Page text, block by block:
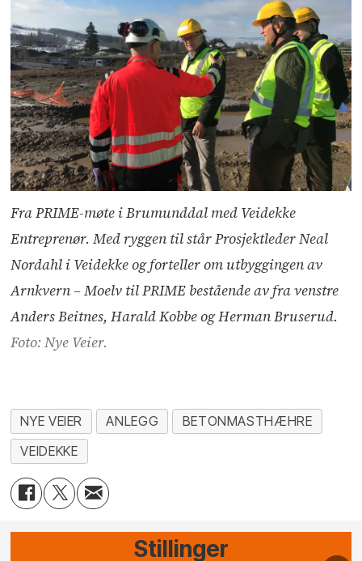
Fra PRIME-møte i Brumunddal med Veidekke
Entreprenør. Med ryggen til står Prosjektleder Neal
Nordahl i Veidekke og forteller om utbyggingen av
Arnkvern – Moelv til PRIME bestående av fra venstre
Anders Beitnes, Harald Kobbe og Herman Bruserud.
Foto: Nye Veier.
NYE VEIER ANLEGG
BETONMASTHÆHRE
VEIDEKKE
Stillinger